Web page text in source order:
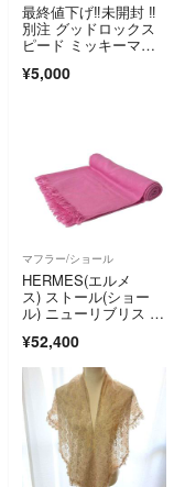
最終値下げ‼️未開封 ‼️
別注 グッドロックス
ピード ミッキーマウ
イト
¥5,000
マフラー/ショール
HERMES(エルメ
ス) ストール(ショー
ル) ニューリブリス ピ
ク
¥52,400